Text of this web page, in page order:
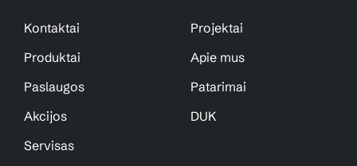
Kontaktai
Produktai
Paslaugos
Akcijos
Servisas
Projektai
Apie mus
Patarimai
DUK